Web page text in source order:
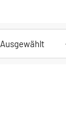
Ausgewählt